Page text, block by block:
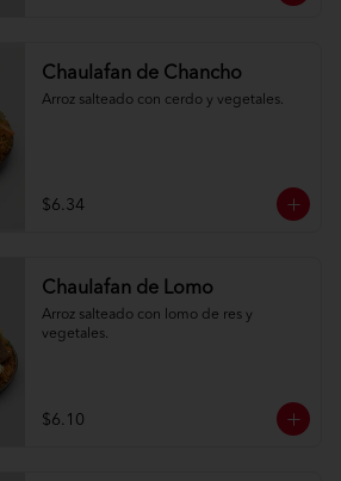
Chaulafan de Chancho
Arroz salteado con cerdo y vegetales.
$6.34
Chaulafan de Lomo
Arroz salteado con lomo de res y
vegetales.
$6.10